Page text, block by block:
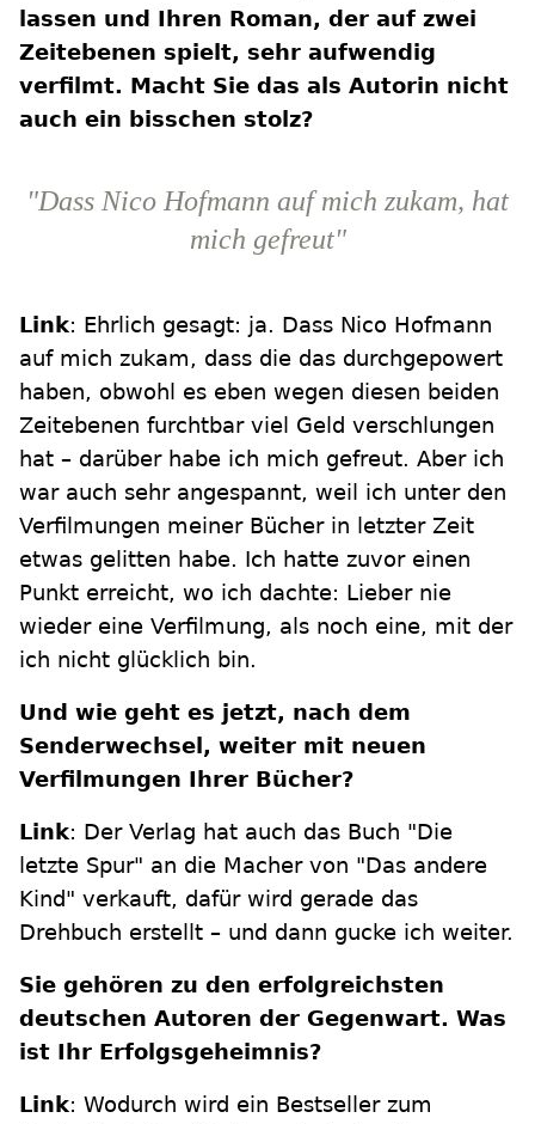
lassen und Ihren Roman, der auf zwei
Zeitebenen spielt, sehr aufwendig
verfilmt. Macht Sie das als Autorin nicht
auch ein bisschen stolz?
"Dass Nico Hofmann auf mich zukam, hat
mich gefreut"
Link: Ehrlich gesagt: ja. Dass Nico Hofmann
auf mich zukam, dass die das durchgepowert
haben, obwohl es eben wegen diesen beiden
Zeitebenen furchtbar viel Geld verschlungen
hat – darüber habe ich mich gefreut. Aber ich
war auch sehr angespannt, weil ich unter den
Verfilmungen meiner Bücher in letzter Zeit
etwas gelitten habe. Ich hatte zuvor einen
Punkt erreicht, wo ich dachte: Lieber nie
wieder eine Verfilmung, als noch eine, mit der
ich nicht glücklich bin.
Und wie geht es jetzt, nach dem
Senderwechsel, weiter mit neuen
Verfilmungen Ihrer Bücher?
Link: Der Verlag hat auch das Buch "Die
letzte Spur" an die Macher von "Das andere
Kind" verkauft, dafür wird gerade das
Drehbuch erstellt – und dann gucke ich weiter.
Sie gehören zu den erfolgreichsten
deutschen Autoren der Gegenwart. Was
ist Ihr Erfolgsgeheimnis?
Link: Wodurch wird ein Bestseller zum